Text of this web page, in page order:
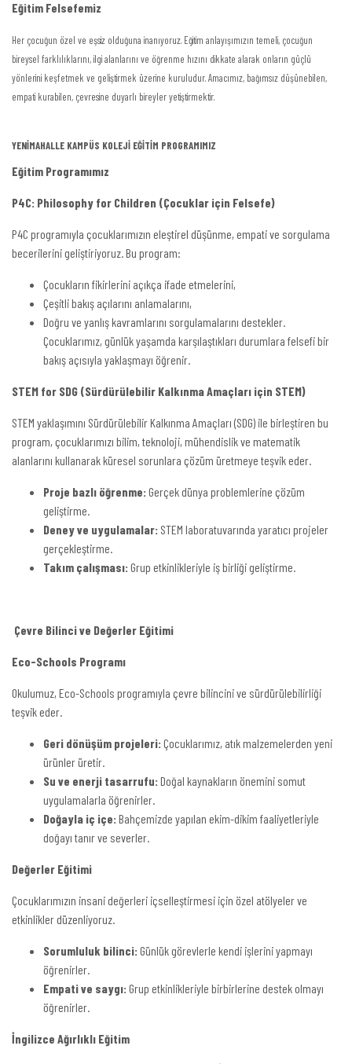
Eğitim Felsefemiz
Her çocuğun özel ve eşsiz olduğuna inanıyoruz. Eğitim anlayışımızın temeli, çocuğun
bireysel farklılıklarını, ilgi alanlarını ve öğrenme hızını dikkate alarak onların güçlü
yönlerini keşfetmek ve geliştirmek üzerine kuruludur. Amacımız, bağımsız düşünebilen,
empati kurabilen, çevresine duyarlı bireyler yetiştirmektir.
YENİMAHALLE KAMPÜS KOLEJİ EĞİTİM PROGRAMIMIZ
Eğitim Programımız
P4C: Philosophy for Children (Çocuklar için Felsefe)
P4C programıyla çocuklarımızın eleştirel düşünme, empati ve sorgulama
becerilerini geliştiriyoruz. Bu program:
Çocukların fikirlerini açıkça ifade etmelerini,
Çeşitli bakış açılarını anlamalarını,
Doğru ve yanlış kavramlarını sorgulamalarını destekler.
Çocuklarımız, günlük yaşamda karşılaştıkları durumlara felsefi bir
bakış açısıyla yaklaşmayı öğrenir.
STEM for SDG (Sürdürülebilir Kalkınma Amaçları için STEM)
STEM yaklaşımını Sürdürülebilir Kalkınma Amaçları (SDG) ile birleştiren bu
program, çocuklarımızı bilim, teknoloji, mühendislik ve matematik
alanlarını kullanarak küresel sorunlara çözüm üretmeye teşvik eder.
Proje bazlı öğrenme: Gerçek dünya problemlerine çözüm
geliştirme.
Deney ve uygulamalar: STEM laboratuvarında yaratıcı projeler
gerçekleştirme.
Takım çalışması: Grup etkinlikleriyle iş birliği geliştirme.
Çevre Bilinci ve Değerler Eğitimi
Eco-Schools Programı
Okulumuz, Eco-Schools programıyla çevre bilincini ve sürdürülebilirliği
teşvik eder.
Geri dönüşüm projeleri: Çocuklarımız, atık malzemelerden yeni
ürünler üretir.
Su ve enerji tasarrufu: Doğal kaynakların önemini somut
uygulamalarla öğrenirler.
Doğayla iç içe: Bahçemizde yapılan ekim-dikim faaliyetleriyle
doğayı tanır ve severler.
Değerler Eğitimi
Çocuklarımızın insani değerleri içselleştirmesi için özel atölyeler ve
etkinlikler düzenliyoruz.
Sorumluluk bilinci: Günlük görevlerle kendi işlerini yapmayı
öğrenirler.
Empati ve saygı: Grup etkinlikleriyle birbirlerine destek olmayı
öğrenirler.
İngilizce Ağırlıklı Eğitim